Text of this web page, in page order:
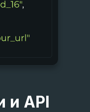
и API